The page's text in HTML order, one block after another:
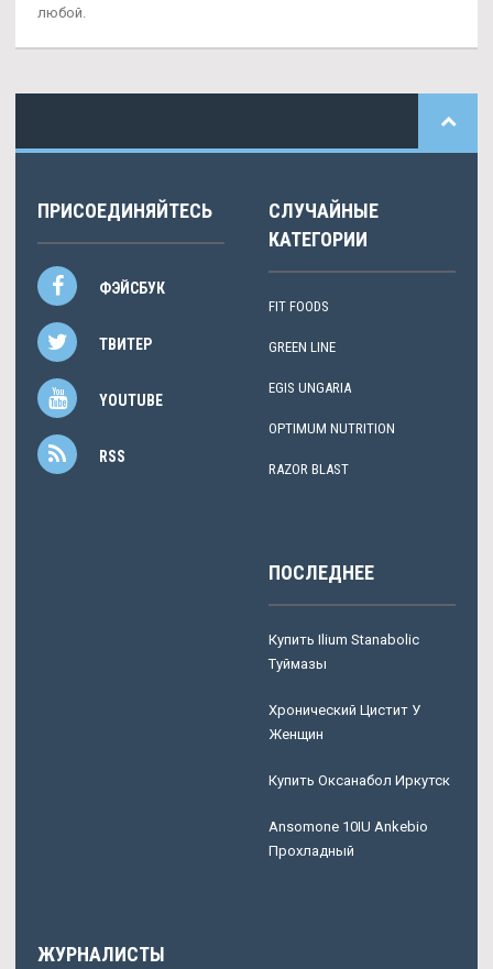
любой.
ПРИСОЕДИНЯЙТЕСЬ
ФЭЙСБУК
ТВИТЕР
YOUTUBE
RSS
СЛУЧАЙНЫЕ
КАТЕГОРИИ
FIT FOODS
GREEN LINE
EGIS UNGARIA
OPTIMUM NUTRITION
RAZOR BLAST
ПОСЛЕДНЕЕ
Купить Ilium Stanabolic
Туймазы
Хронический Цистит У
Женщин
Купить Оксанабол Иркутск
Ansomone 10IU Ankebio
Прохладный
ЖУРНАЛИСТЫ